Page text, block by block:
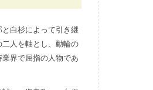
白杉によって引き継
人を軸とし、動輪の
界で屈指の人物であ